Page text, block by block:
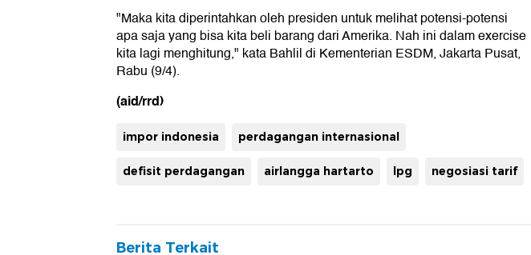
"Maka kita diperintahkan oleh presiden untuk melihat potensi-potensi
apa saja yang bisa kita beli barang dari Amerika. Nah ini dalam exercise
kita lagi menghitung," kata Bahlil di Kementerian ESDM, Jakarta Pusat,
Rabu (9/4).
(aid/rrd)
impor indonesia perdagangan internasional
defisit perdagangan airlangga hartarto lpg negosiasi tarif
Berita Terkait